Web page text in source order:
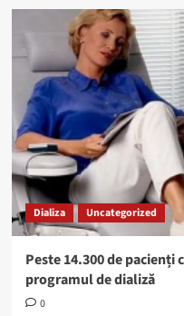
Centru
de
dializă,
închis
de
COVID:
Gheorghe
Tache,
recomandări
pentru
persoanele
dializate
Dializa Uncategorized
Peste 14.300 de pacienți
programul de dializă
0